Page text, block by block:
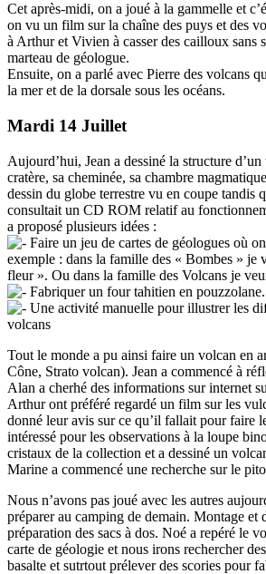
Cet après-midi, on a joué à la gammelle et
on vu un film sur la chaîne des puys et des
à Arthur et Vivien à casser des cailloux sans
marteau de géologue.
Ensuite, on a parlé avec Pierre des volcans
la mer et de la dorsale sous les océans.
Mardi 14 Juillet
Aujourd’hui, Jean a dessiné la structure
cratère, sa cheminée, sa chambre
dessin du globe terrestre vu en coupe tandis
consultait un CD ROM relatif au
a proposé plusieurs idées :
Faire un jeu de cartes de géologues où
exemple : dans la famille des « Bombes » je
fleur ». Ou dans la famille des Volcans je
Fabriquer un four tahitien en pouzzolane.
Une activité manuelle pour illustrer les
volcans
Tout le monde a pu ainsi faire un volcan en
Cône, Strato volcan). Jean a commencé à
Alan a cherhé des informations sur internet
Arthur ont préféré regardé un film sur les
donné leur avis sur ce qu’il fallait pour faire
intéressé pour les observations à la loupe
cristaux de la collection et a dessiné un
Marine a commencé une recherche sur le
Nous n’avons pas joué avec les autres
préparer au camping de demain. Montage et
préparation des sacs à dos. Noé a repéré le
carte de géologie et nous irons rechercher
basalte et sutrtout prélever des scories pour